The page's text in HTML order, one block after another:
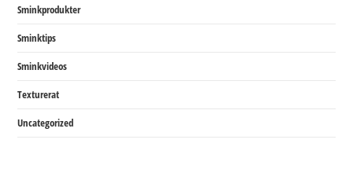
Sminkprodukter
Sminktips
Sminkvideos
Texturerat
Uncategorized